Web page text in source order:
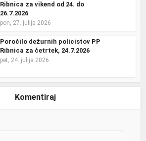
Ribnica za vikend od 24. do
26.7.2026
pon, 27. julija 2026
Poročilo dežurnih policistov PP
Ribnica za četrtek, 24.7.2026
pet, 24. julija 2026
Komentiraj